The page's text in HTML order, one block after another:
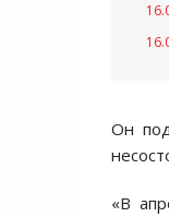
Он
«В